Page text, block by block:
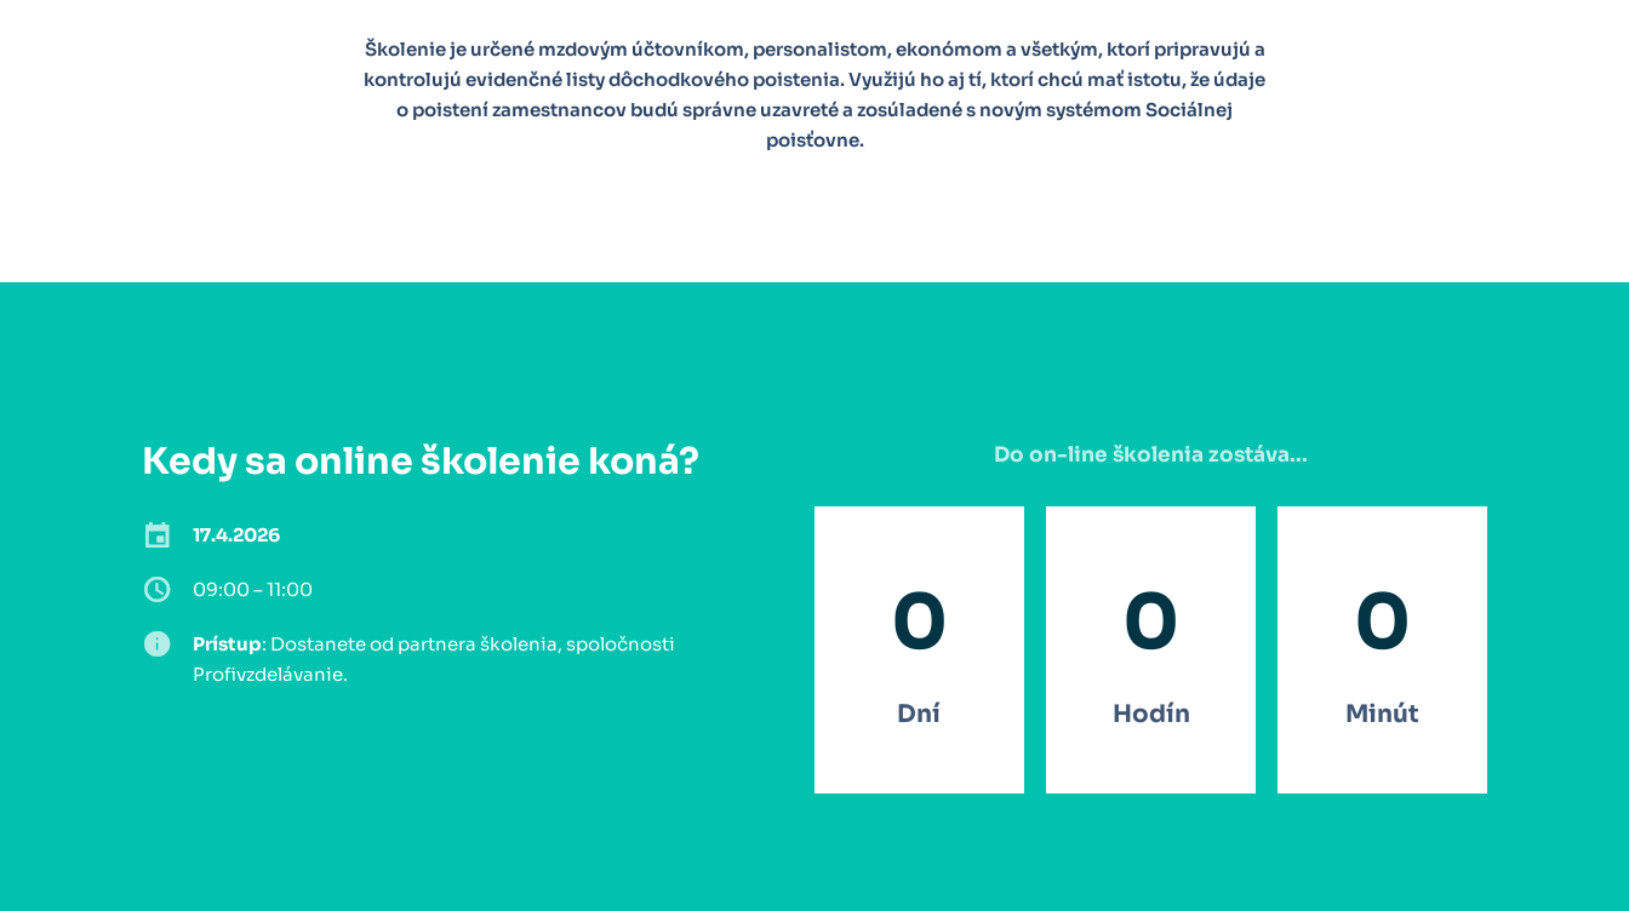
Školenie je určené mzdovým účtovníkom, personalistom, ekonómom a všetkým, ktorí pripravujú a
kontrolujú evidenčné listy dôchodkového poistenia. Využijú ho aj tí, ktorí chcú mať istotu, že údaje
o poistení zamestnancov budú správne uzavreté a zosúladené s novým systémom Sociálnej
poisťovne.
Kedy sa online školenie koná?
17.4.2026
09:00 – 11:00
Prístup: Dostanete od partnera školenia, spoločnosti
Profivzdelávanie.
Do on-line školenia zostáva...
0
Dní
0
Hodín
0
Minút